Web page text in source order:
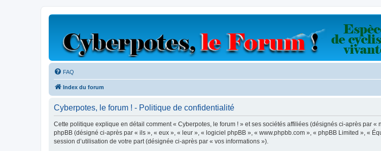
FAQ
Index du forum
Cyberpotes, le forum ! - Politique de confidentialité
Cette politique explique en détail comment « Cyberpotes, le forum ! » et ses sociétés affiliées (désignés ci-après par
phpBB (désigné ci-après par « ils », « eux », « leur », « logiciel phpBB », « www.phpbb.com », « phpBB Limited », «
session d’utilisation de votre part (désignée ci-après par « vos informations »).